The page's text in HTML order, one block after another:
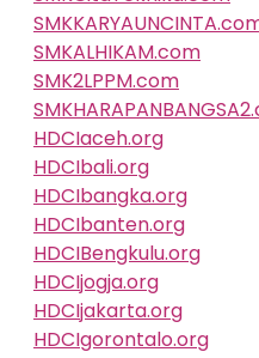
SMKALHIKAM.com
SMK2LPPM.com
HDCIaceh.org
HDCIbali.org
HDCIbangka.org
HDCIbanten.org
HDCIBengkulu.org
HDCIjogja.org
HDCIjakarta.org
HDCIgorontalo.org